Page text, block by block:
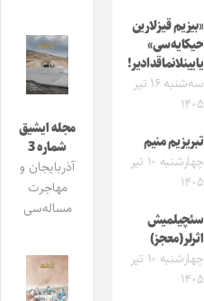
«بیزیم قیزلارین
حیکایه‌سی»
یایینلانماقدادیر!
سه‌شنبه ۱۶ تیر
۱۴۰۵
تبریزیم منیم
چهارشنبه ۱۰ تیر
۱۴۰۵
سئچیلمیش
اثرلر(معجز)
چهارشنبه ۱۰ تیر
۱۴۰۵
مجله ایشیق
شماره 3
آذربایجان و
مهاجرت
مساله‌سی